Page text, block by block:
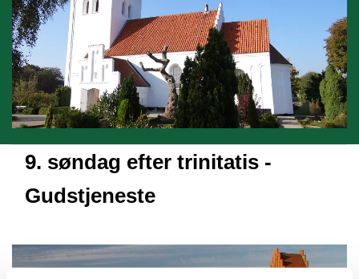
9. søndag efter trinitatis -
Gudstjeneste